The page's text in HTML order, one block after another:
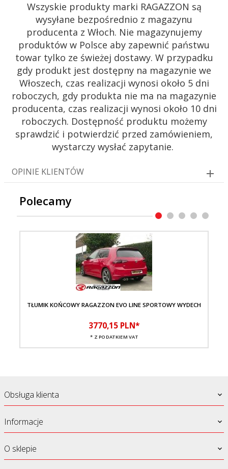
Wszyskie produkty marki RAGAZZON są
wysyłane bezpośrednio z magazynu
producenta z Włoch. Nie magazynujemy
produktów w Polsce aby zapewnić państwu
towar tylko ze świeżej dostawy. W przypadku
gdy produkt jest dostępny na magazynie we
Włoszech, czas realizacji wynosi około 5 dni
roboczych, gdy produkta nie ma na magazynie
producenta, czas realizacji wynosi około 10 dni
roboczych. Dostępność produktu możemy
sprawdzić i potwierdzić przed zamówieniem,
wystarczy wysłać zapytanie.
OPINIE KLIENTÓW
Polecamy
TŁUMIK KOŃCOWY RAGAZZON EVO LINE SPORTOWY WYDECH
3770,15 PLN*
* Z PODATKIEM VAT
Obsługa klienta
Informacje
O sklepie